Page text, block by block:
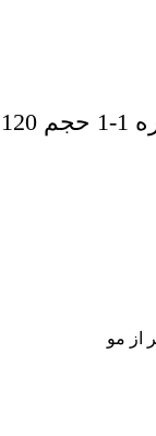
رنگ مو الوکسین سری دودی شماره 1-1 حجم 120
از مو